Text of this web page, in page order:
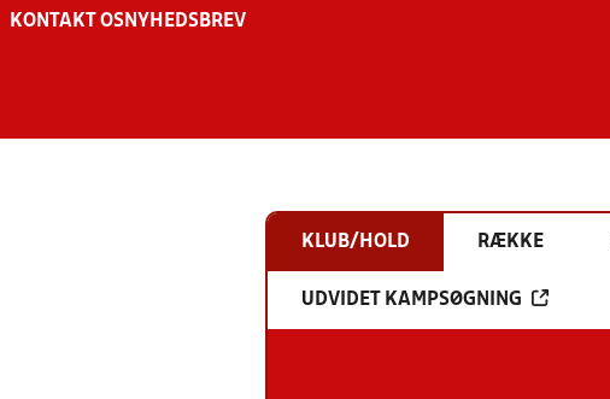
KONTAKT OS NYHEDSBREV
KLUB/HOLD RÆKKE
UDVIDET KAMPSØGNING